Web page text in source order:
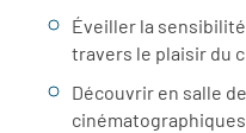
Éveiller la
travers le plaisir du
Découvrir en salle